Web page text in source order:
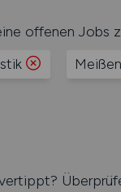
offenen Jobs
Meißen